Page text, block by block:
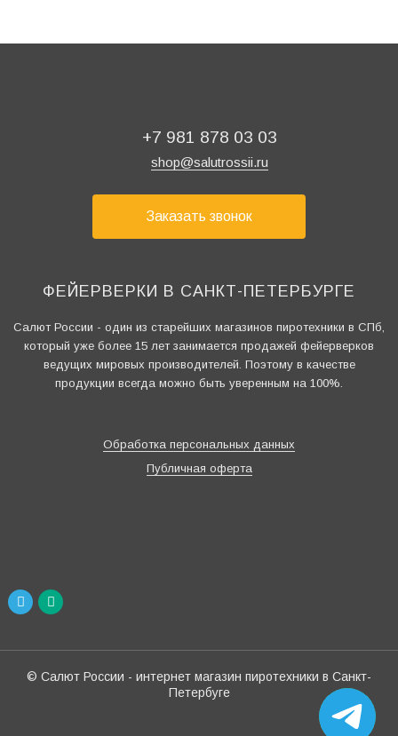
+7 981 878 03 03
shop@salutrossii.ru
Заказать звонок
ФЕЙЕРВЕРКИ В САНКТ-ПЕТЕРБУРГЕ
Салют России - один из старейших магазинов пиротехники в СПб,
который уже более 15 лет занимается продажей фейерверков
ведущих мировых производителей. Поэтому в качестве
продукции всегда можно быть уверенным на 100%.
Обработка персональных данных
Публичная оферта
© Салют России - интернет магазин пиротехники в Санкт-
Петербуге